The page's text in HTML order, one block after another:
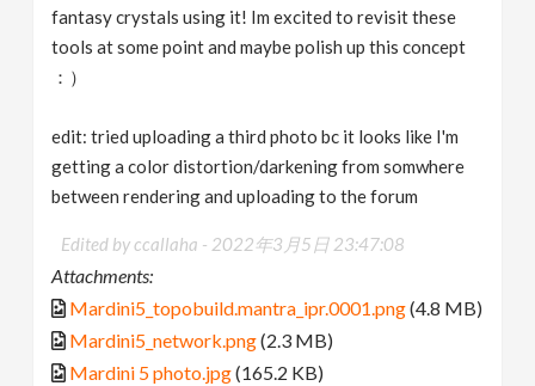
fantasy crystals using it! Im excited to revisit these
tools at some point and maybe polish up this concept
：）
edit: tried uploading a third photo bc it looks like I'm
getting a color distortion/darkening from somwhere
between rendering and uploading to the forum
Edited by ccallaha - 2022年3月5日 23:47:08
Attachments:
Mardini5_topobuild.mantra_ipr.0001.png(4.8 MB)
Mardini5_network.png(2.3 MB)
Mardini 5 photo.jpg(165.2 KB)